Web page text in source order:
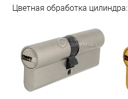
Цветная обработка цилиндра: